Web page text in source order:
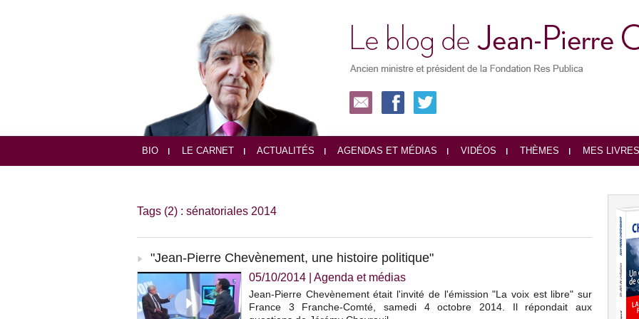
BIO LE CARNET ACTUALITÉS AGENDAS ET MÉDIAS VIDÉOS THÈMES MES LIVRES
Tags (2) : sénatoriales 2014
"Jean-Pierre Chevènement, une histoire politique"
05/10/2014 Agenda et médias
Jean-Pierre Chevènement était l'invité de l'émission "La voix est libre" sur
France 3 Franche-Comté, samedi 4 octobre 2014. Il répondait aux